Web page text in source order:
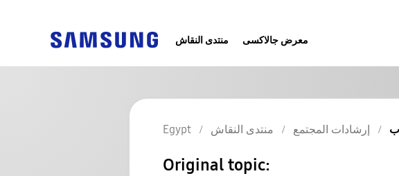
منتدى النقاش معرض جالاكسى
Egypt منتدى النقاش إرشادات المجتمع
Original topic: